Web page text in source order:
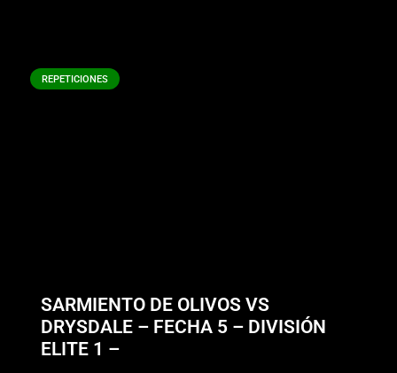
REPETICIONES
SARMIENTO DE OLIVOS VS
DRYSDALE – FECHA 5 – DIVISIÓN
ELITE 1 –